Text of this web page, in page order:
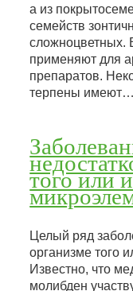
а из
семейств
сложноцветных.
применяют для
препаратов.
терпены имеют…
того или
Целый ряд
организме того
Известно, что
молибден